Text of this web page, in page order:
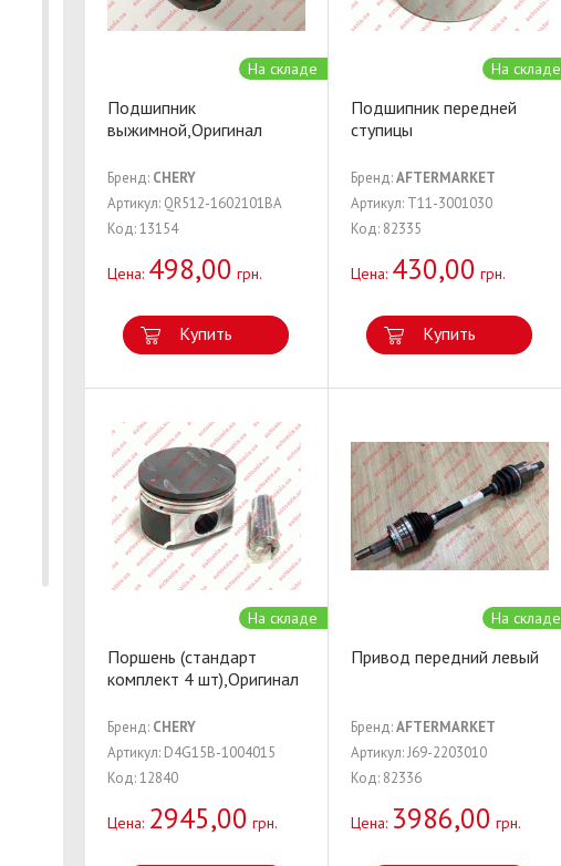
На складе
Подшипник
выжимной,Оригинал
Бренд: CHERY
Артикул: QR512-1602101BA
Код: 13154
Цена: 498,00 грн.
Купить
На складе
Подшипник передней
ступицы
Бренд:AFTERMARKET
Артикул: T11-3001030
Код: 82335
Цена: 430,00 грн.
Купить
На складе
Поршень (стандарт
комплект 4 шт),Оригинал
Бренд: CHERY
Артикул: D4G15B-1004015
Код: 12840
Цена: 2945,00 грн.
На складе
Привод передний левый
Бренд:AFTERMARKET
Артикул: J69-2203010
Код: 82336
Цена: 3986,00 грн.